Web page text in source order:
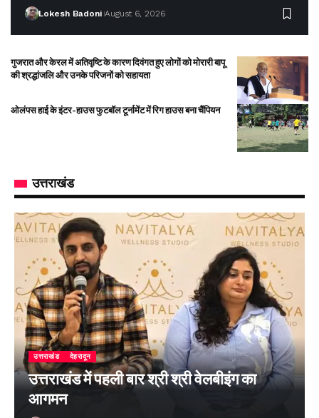
Lokesh Badoni August 6, 2026
गुजरात और केरल में अतिवृष्टि के कारण दिवंगत हुए लोगों को मोरारी बापू
की श्रद्धांजलि और उनके परिजनों को सहायता
ओलंपस हाई के इंटर-हाउस फुटबॉल टूर्नामेंट में रिग हाउस बना चैंपियन
उत्तराखंड
उत्तराखंड देहरादून
उत्तराखंड में पहली बार श्री श्री वेलबीइंग का
आगमन